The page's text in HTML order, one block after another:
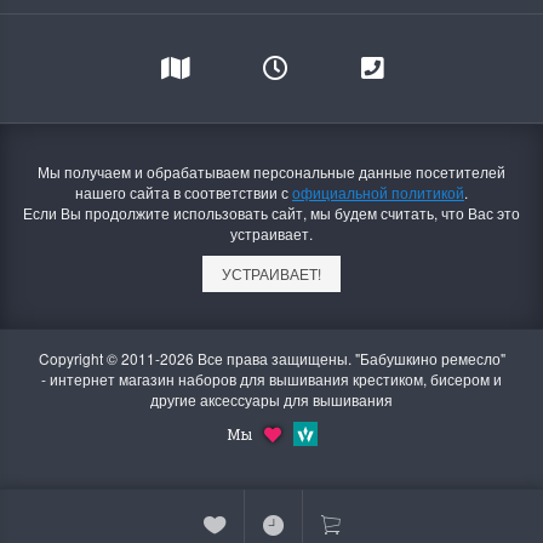
Мы получаем и обрабатываем персональные данные посетителей
нашего сайта в соответствии софициальной политикой.
Если Вы продолжите использовать сайт, мы будем считать, что Вас это
устраивает.
УСТРАИВАЕТ!
Copyright © 2011-2026 Все права защищены. "Бабушкино ремесло"
- интернет магазин наборов для вышивания крестиком, бисером и
другие аксессуары для вышивания
Мы